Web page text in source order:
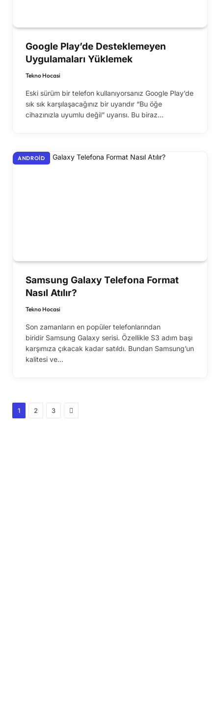
Google Play’de Desteklemeyen
Uygulamaları Yüklemek
Tekno Hocasi
Eski sürüm bir telefon kullanıyorsanız Google Play’de
sık sık karşılaşacağınız bir uyarıdır “Bu öğe
cihazınızla uyumlu değil” uyarısı. Bu biraz…
ANDROID
Samsung Galaxy Telefona Format
Nasıl Atılır?
Tekno Hocasi
Son zamanların en popüler telefonlarından
biridir Samsung Galaxy serisi. Özellikle S3 adım başı
karşımıza çıkacak kadar satıldı. Bundan Samsung’un
kalitesi ve…
1 2 3 Next